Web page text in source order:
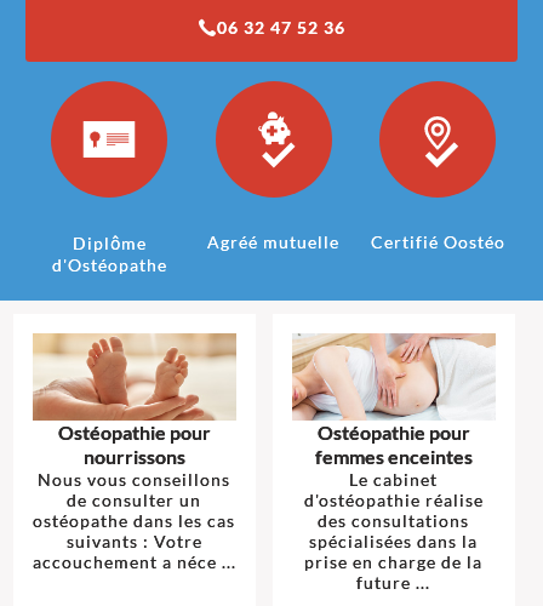
06 32 47 52 36
Diplôme
d'Ostéopathe
Agréé mutuelle Certifié Oostéo
Ostéopathie pour
nourrissons
Nous vous conseillons
de consulter un
ostéopathe dans les cas
suivants : Votre
accouchement a néce ...
Ostéopathie pour
femmes enceintes
Le cabinet
d'ostéopathie réalise
des consultations
spécialisées dans la
prise en charge de la
future ...